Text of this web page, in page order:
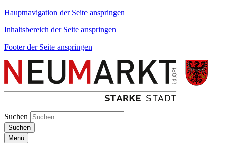
Hauptnavigation der Seite anspringen
Inhaltsbereich der Seite anspringen
Footer der Seite anspringen
Suchen
Suchen
Menü